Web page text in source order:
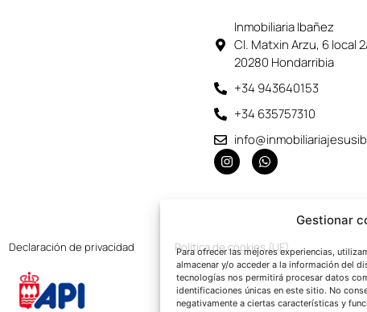
Gestionar
Para ofrecer las mejores experiencias,
almacenar y/o acceder a la información del
tecnologías nos permitirá procesar datos
identificaciones únicas en este sitio. No
negativamente a ciertas características y
Inmobiliaria Ibañez
Cl. Matxin Arzu, 6 local
20280 Hondarribia
+34 943640153
+34 635757310
Declaración de privacidad Política de cookies (UE)